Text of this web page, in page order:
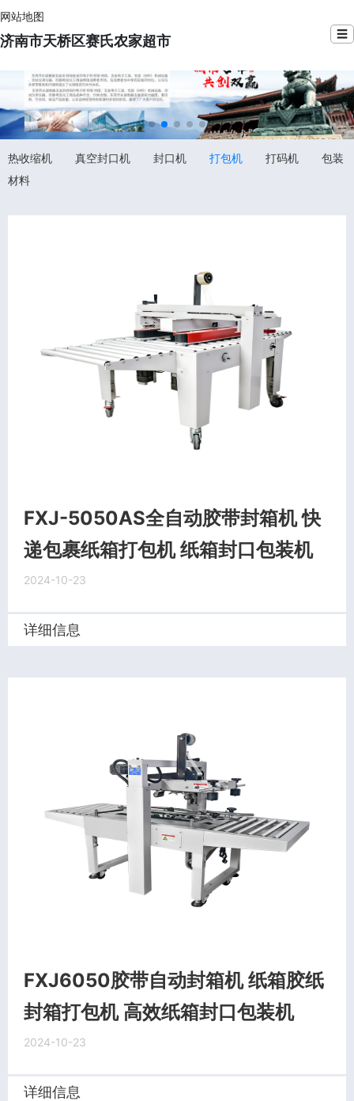
网站地图
济南市天桥区赛氏农家超市 ☰
热收缩机 真空封口机 封口机 打包机 打码机
包装
材料
FXJ-5050AS全自动胶带封箱机 快
递包裹纸箱打包机 纸箱封口包装机
2024-10-23
详细信息
FXJ6050胶带自动封箱机 纸箱胶纸
封箱打包机 高效纸箱封口包装机
2024-10-23
详细信息